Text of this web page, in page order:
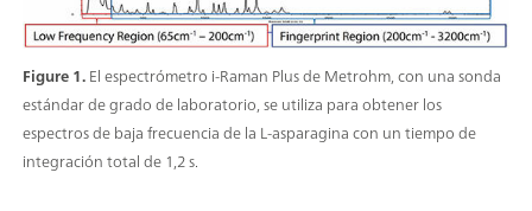
para facilitar la recogida de datos Raman, además de
la construcción del modelo cuantitativo, la
identificación por comparación con bibliotecas de
espectros y los análisis de rutina.;
Figure 1.El espectrómetro i-Raman Plus de Metrohm, con una sonda
estándar de grado de laboratorio, se utiliza para obtener los
espectros de baja frecuencia de la L-asparagina con un tiempo de
integración total de 1,2 s.